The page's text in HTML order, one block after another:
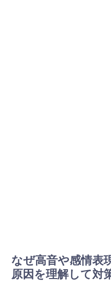
なぜ高音や感情表
原因を理解して対